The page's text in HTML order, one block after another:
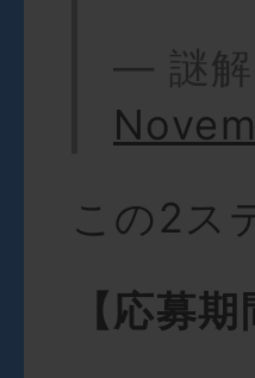
— 謎解
この2ス
【応募期